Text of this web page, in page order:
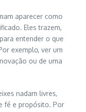
aparecer como
Eles trazem,
entender o que
exemplo, ver um
ou de uma
nadam livres,
fé e propósito. Por